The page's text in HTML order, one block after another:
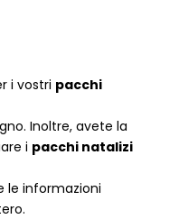
i vostri pacchi
Inoltre, avete la
i pacchi natalizi
informazioni